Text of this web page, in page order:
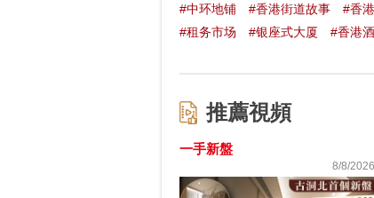
#中环地铺 #香港街道故事 #香
#租务市场
#银座式大厦 #香港
推薦視頻
一手新盤
8/8/2026